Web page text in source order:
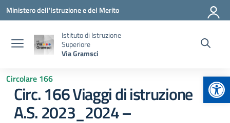
Vai ai contenuti
Vai al menu di navigazione
Vai al footer
Ministero dell'Istruzione e del Merito
Istituto di Istruzione
Superiore
Via Gramsci
Circolare 166
Circ. 166 Viaggi di istruzione
A.S. 2023_2024 –